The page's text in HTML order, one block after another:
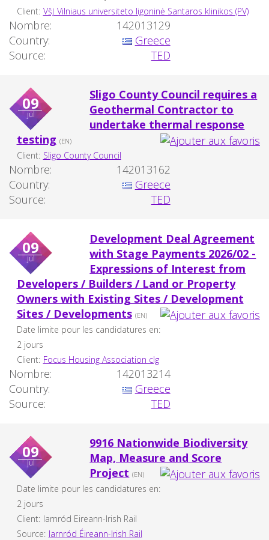
Client: VšĮ Vilniaus universiteto ligoninė Santaros klinikos (PV)
Nombre:
142013129
Country:
Greece
Source:
TED
09
jul
Sligo County Council requires a
Geothermal Contractor to
undertake thermal response
testing (EN)
Client: Sligo County Council
Nombre:
142013162
Country:
Greece
Source:
TED
09
jul
Development Deal Agreement
with Stage Payments 2026/02 -
Expressions of Interest from
Developers / Builders / Land or Property
Owners with Existing Sites / Development
Sites / Developments (EN)
Date limite pour les candidatures en:
2 jours
Client: Focus Housing Association clg
Nombre:
142013214
Country:
Greece
Source:
TED
09
jul
9916 Nationwide Biodiversity
Map, Measure and Score
Project (EN)
Date limite pour les candidatures en:
2 jours
Client: Iarnród Eireann-Irish Rail
Source: Iarnród Éireann-Irish Rail